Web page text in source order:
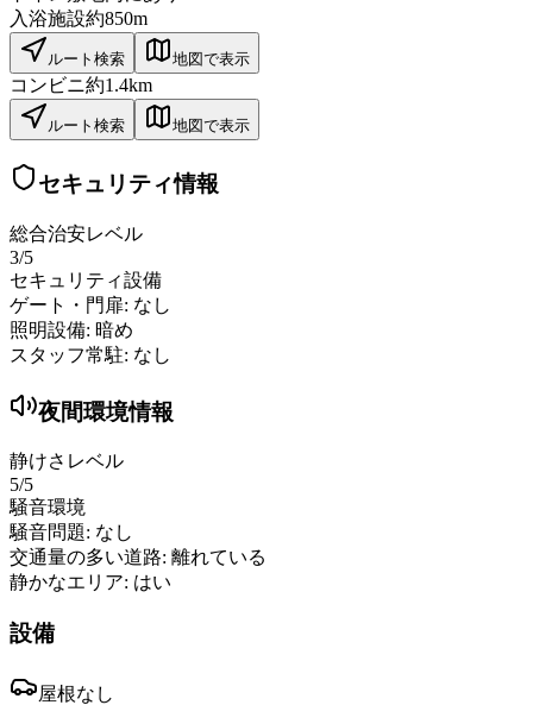
入浴施設約850m
ルート検索 地図で表示
コンビニ約1.4km
ルート検索 地図で表示
セキュリティ情報
総合治安レベル
3/5
セキュリティ設備
ゲート・門扉: なし
照明設備: 暗め
スタッフ常駐: なし
夜間環境情報
静けさレベル
5/5
騒音環境
騒音問題: なし
交通量の多い道路: 離れている
静かなエリア: はい
設備
屋根なし